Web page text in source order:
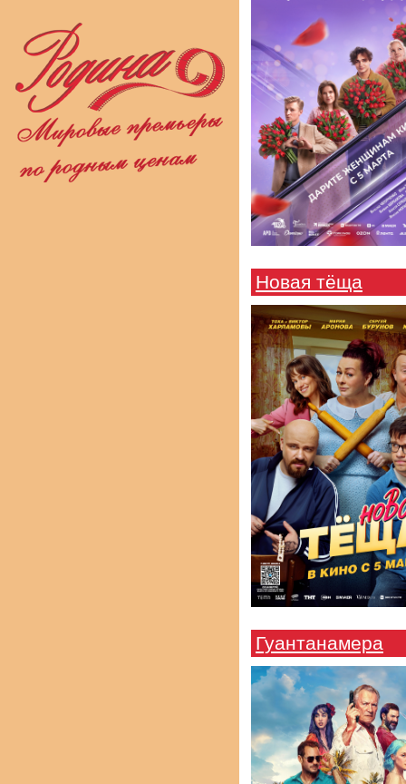
Новая тёща
Гуантанамера